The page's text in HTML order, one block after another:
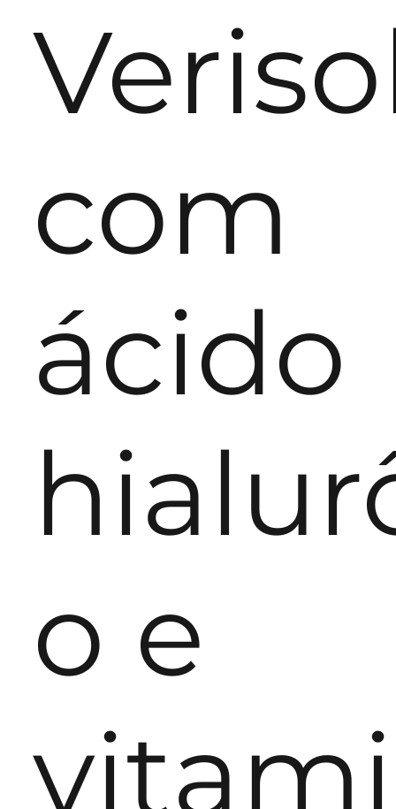
com
ácido
o e